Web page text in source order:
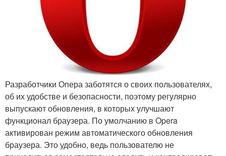
Разработчики Опера заботятся о своих пользователях,
об их удобстве и безопасности, поэтому регулярно
выпускают обновления, в которых улучшают
функционал браузера. По умолчанию в Opera
активирован режим автоматического обновления
браузера. Это удобно, ведь пользователю не